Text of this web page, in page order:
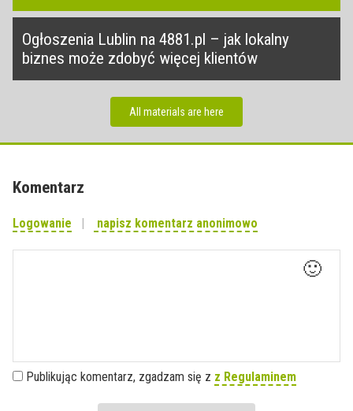
Ogłoszenia Lublin na 4881.pl – jak lokalny
biznes może zdobyć więcej klientów
All materials are here
Komentarz
Logowanie napisz komentarz anonimowo
🙂
Publikując komentarz, zgadzam się z z Regulaminem